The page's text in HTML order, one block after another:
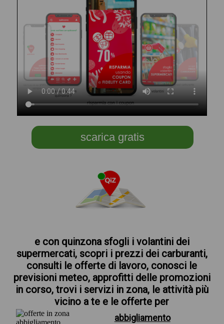
scarica gratis
e con quinzona sfogli i volantini dei
supermercati, scopri i prezzi dei carburanti,
consulti le offerte di lavoro, conosci le
previsioni meteo, approfitti delle promozioni
in corso, trovi i servizi in zona, le attività più
vicino a te e le offerte per
abbigliamento